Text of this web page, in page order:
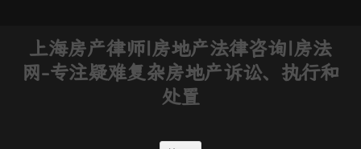
上海房产律师|房地产法律咨询|房法
网-专注疑难复杂房地产诉讼、执行和
处置